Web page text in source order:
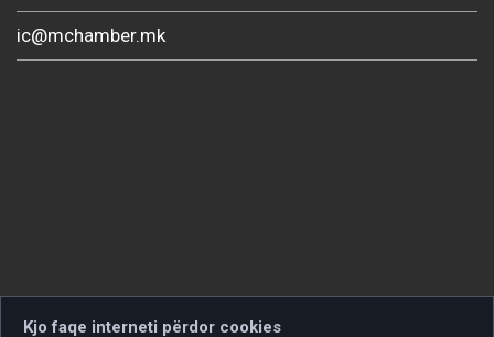
ic@mchamber.mk
Kjo faqe interneti përdor cookies